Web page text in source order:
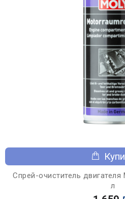
Спрей-очиститель
л